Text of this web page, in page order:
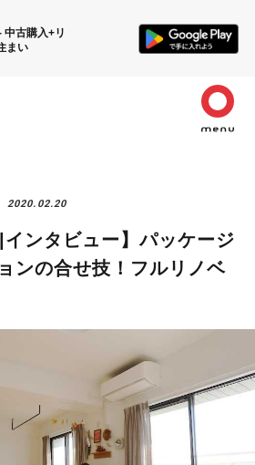
2020.02.20
ンタビュー】パッケージ
ンの合せ技！フルリノベ
中古購入+リ
まい